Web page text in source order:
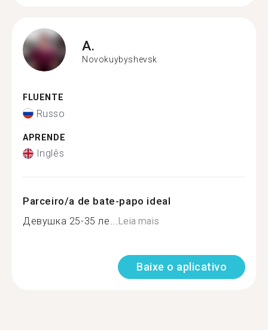
A.
Novokuybyshevsk
FLUENTE
Russo
APRENDE
Inglês
Parceiro/a de bate-papo ideal
Девушка 25-35 ле...Leia mais
Baixe o aplicativo